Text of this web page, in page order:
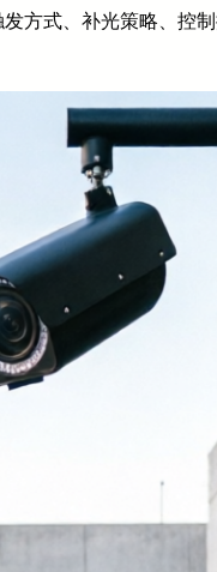
方式、补光策略、控